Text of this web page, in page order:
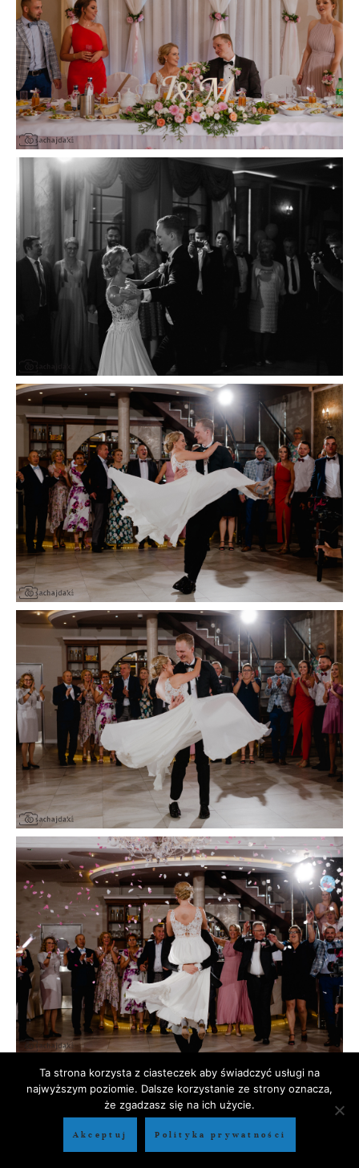
Ta strona korzysta z ciasteczek aby świadczyć usługi na
najwyższym poziomie. Dalsze korzystanie ze strony oznacza,
że zgadzasz się na ich użycie.
Akceptuj Polityka prywatności